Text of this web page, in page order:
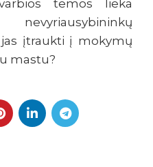
temos lieka
įtraukti į mokymų
mastu?